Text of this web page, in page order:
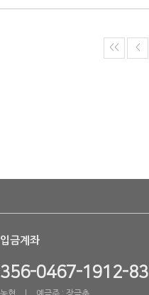
<< <
입금계좌
356-0467-1912-83